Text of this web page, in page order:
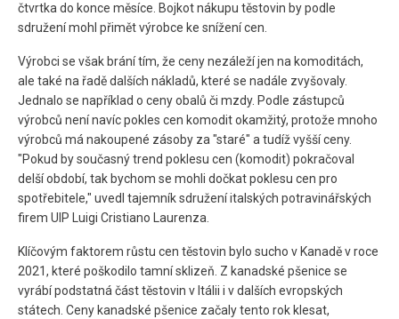
čtvrtka do konce měsíce. Bojkot nákupu těstovin by podle
sdružení mohl přimět výrobce ke snížení cen.
Výrobci se však brání tím, že ceny nezáleží jen na komoditách,
ale také na řadě dalších nákladů, které se nadále zvyšovaly.
Jednalo se například o ceny obalů či mzdy. Podle zástupců
výrobců není navíc pokles cen komodit okamžitý, protože mnoho
výrobců má nakoupené zásoby za "staré" a tudíž vyšší ceny.
"Pokud by současný trend poklesu cen (komodit) pokračoval
delší období, tak bychom se mohli dočkat poklesu cen pro
spotřebitele," uvedl tajemník sdružení italských potravinářských
firem UIP Luigi Cristiano Laurenza.
Klíčovým faktorem růstu cen těstovin bylo sucho v Kanadě v roce
2021, které poškodilo tamní sklizeň. Z kanadské pšenice se
vyrábí podstatná část těstovin v Itálii i v dalších evropských
státech. Ceny kanadské pšenice začaly tento rok klesat,